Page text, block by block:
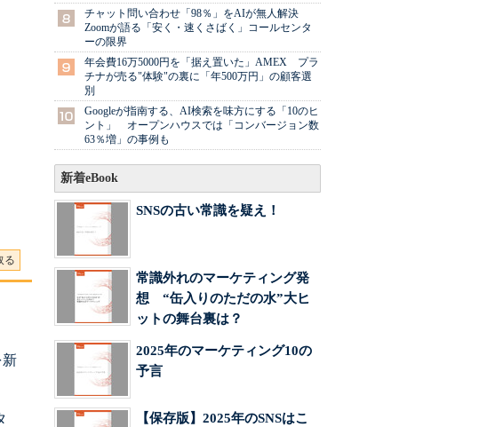
る
新
チャット問い合わせ「98％」をAIが無人解決
Zoomが語る「安く・速くさばく」コールセンタ
ーの限界
年会費16万5000円を「据え置いた」AMEX プラ
チナが売る"体験"の裏に「年500万円」の顧客選
別
Googleが指南する、AI検索を味方にする「10のヒ
ント」 オープンハウスでは「コンバージョン数
63％増」の事例も
新着eBook
SNSの古い常識を疑え！
常識外れのマーケティング発
想 “缶入りのただの水”大ヒ
ットの舞台裏は？
2025年のマーケティング10の
予言
【保存版】2025年のSNSはこ